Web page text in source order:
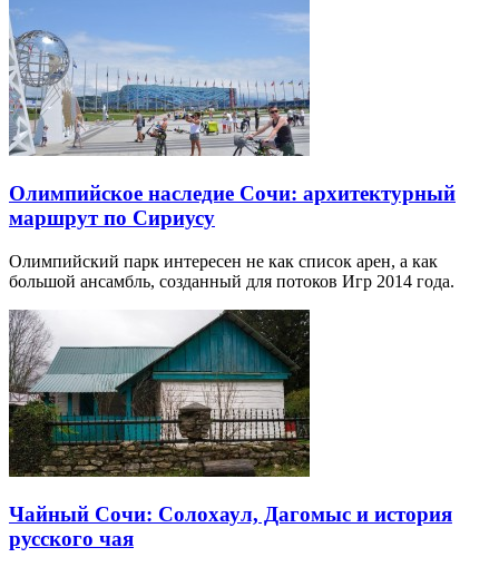
Олимпийское наследие Сочи: архитектурный
маршрут по Сириусу
Олимпийский парк интересен не как список арен, а как
большой ансамбль, созданный для потоков Игр 2014 года.
Чайный Сочи: Солохаул, Дагомыс и история
русского чая